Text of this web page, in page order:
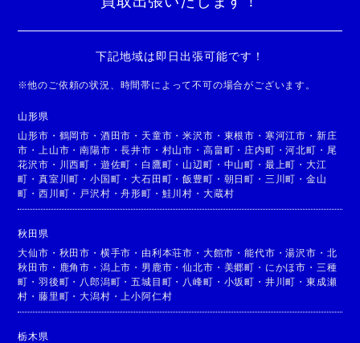
下記地域は即日出張可能です！
※他のご依頼の状況、時間帯によって不可の場合がございます。
山形県
山形市 ・ 鶴岡市 ・ 酒田市 ・ 天童市 ・米沢市 ・ 東根市 ・ 寒河江市 ・ 新庄
市 ・ 上山市 ・南陽市 ・長井市 ・ 村山市 ・ 高畠町 ・ 庄内町 ・河北町 ・ 尾
花沢市 ・ 川西町 ・ 遊佐町 ・ 白鷹町 ・ 山辺町 ・ 中山町 ・ 最上町 ・ 大江
町 ・真室川町 ・小国町 ・大石田町 ・飯豊町 ・ 朝日町 ・ 三川町 ・ 金山
町 ・西川町 ・ 戸沢村 ・舟形町 ・ 鮭川村 ・ 大蔵村
秋田県
大仙市 ・ 秋田市 ・ 横手市 ・ 由利本荘市 ・ 大館市 ・能代市 ・湯沢市 ・ 北
秋田市 ・ 鹿角市 ・ 潟上市 ・ 男鹿市 ・仙北市 ・ 美郷町 ・ にかほ市 ・ 三種
町 ・羽後町 ・ 八郎潟町 ・五城目町 ・ 八峰町 ・ 小坂町 ・ 井川町 ・ 東成瀬
村 ・藤里町 ・大潟村 ・ 上小阿仁村
栃木県